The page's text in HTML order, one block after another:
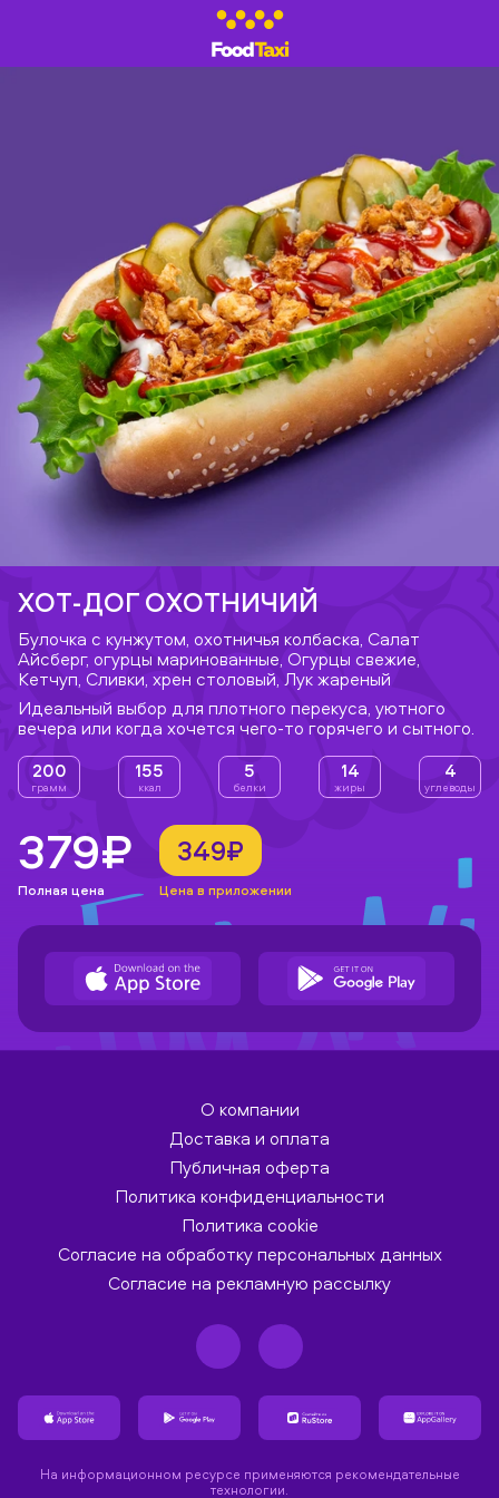
ХОТ-ДОГ ОХОТНИЧИЙ
Булочка с кунжутом, охотничья колбаска, Салат
Айсберг, огурцы маринованные, Огурцы свежие,
Кетчуп, Сливки, хрен столовый, Лук жареный
Идеальный выбор для плотного перекуса, уютного
вечера или когда хочется чего-то горячего и сытного.
200
грамм
155
ккал
5
белки
14
жиры
4
углеводы
379₽
Полная цена
349₽
Цена в приложении
О компании
Доставка и оплата
Публичная оферта
Политика конфиденциальности
Политика cookie
Согласие на обработку персональных данных
Согласие на рекламную рассылку
На информационном ресурсе применяются рекомендательные
технологии.